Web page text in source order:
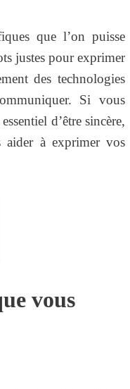
que l’on puisse
justes pour exprimer
des technologies
Si vous
d’être sincère,
aider à exprimer vos
vous